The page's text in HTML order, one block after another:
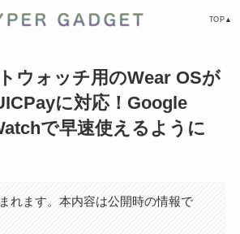
TOP▲
ウォッチ用のWear OSが
に対応！Google
で早速使えるように
れます。本内容は公開時の情報で